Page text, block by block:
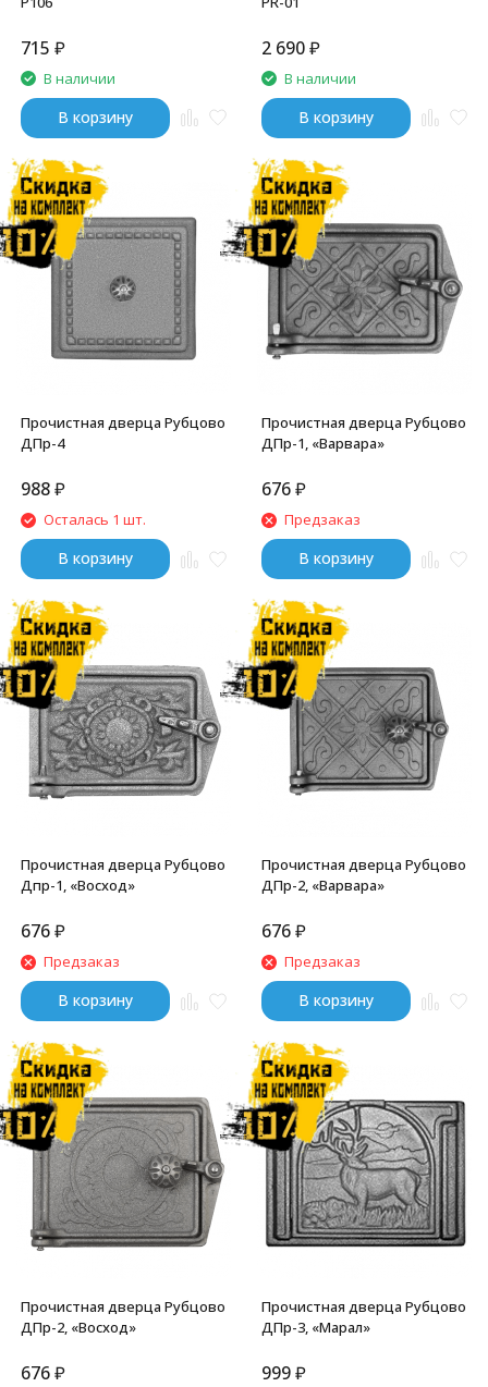
715 ₽
В наличии
В корзину
2 690₽
В наличии
В корзину
Прочистная дверца Рубцово
ДПр-4
988₽
Осталась 1 шт.
В корзину
Прочистная дверца Рубцово
ДПр-1, «Варвара»
676₽
Предзаказ
В корзину
Прочистная дверца Рубцово
Дпр-1, «Восход»
676₽
Предзаказ
В корзину
Прочистная дверца Рубцово
ДПр-2, «Варвара»
676₽
Предзаказ
В корзину
Прочистная дверца Рубцово
ДПр-2, «Восход»
676₽
Прочистная дверца Рубцово
ДПр-3, «Марал»
999₽